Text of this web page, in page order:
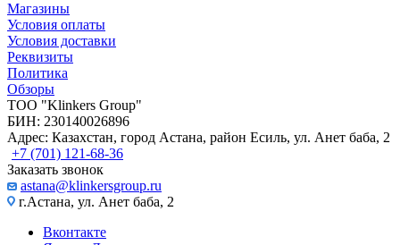
Магазины
Условия оплаты
Условия доставки
Реквизиты
Политика
Обзоры
TOO "Klinkers Group"
БИН: 230140026896
Адрес: Казахстан, город Астана, район Есиль, ул. Анет баба, 2
+7 (701) 121-68-36
Заказать звонок
astana@klinkersgroup.ru
г.Астана, ул. Анет баба, 2
Вконтакте